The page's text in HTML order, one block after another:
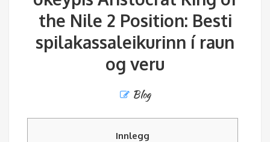
the Nile 2 Position: Besti
spilakassaleikurinn í raun
og veru
Blog
Innlegg